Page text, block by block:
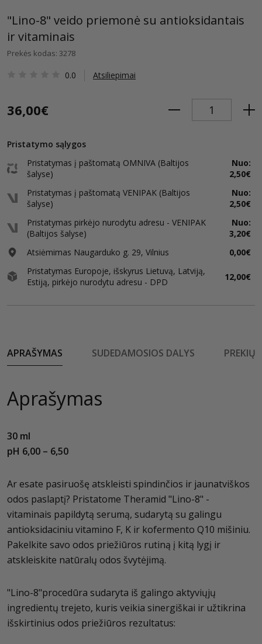
"Lino-8" veido priemonė su antioksidantais
ir vitaminais
Prekės kodas: 3278
0.0 Atsiliepimai
36,00€
Pristatymo sąlygos
Pristatymas į paštomatą OMNIVA (Baltijos
šalyse)
Nuo:
2,50€
Pristatymas į paštomatą VENIPAK (Baltijos
šalyse)
Nuo:
2,50€
Pristatymas pirkėjo nurodytu adresu - VENIPAK
(Baltijos šalyse)
Nuo:
3,20€
Atsiėmimas Naugarduko g. 29, Vilnius
0,00€
Pristatymas Europoje, išskyrus Lietuvą, Latviją,
Estiją, pirkėjo nurodytu adresu - DPD
12,00€
APRAŠYMAS SUDEDAMOSIOS DALYS PREKIŲ
Aprašymas
30 ml
pH 6,00 – 6,50
Ar esate pasiruošę atskleisti spindinčios ir jaunatviškos
odos paslaptį? Pristatome Theramid "Lino-8" -
vitaminais papildytą serumą, sudarytą su galingu
antioksidaciniu vitamino F, K ir kofermento Q10 mišiniu.
Pakelkite savo odos priežiūros rutiną į kitą lygį ir
atskleiskite natūralų odos švytėjimą.
"Lino-8"procedūra sudaryta iš galingo aktyviųjų
ingredientų trejeto, kuris veikia sinergiškai ir užtikrina
išskirtinius odos priežiūros rezultatus: